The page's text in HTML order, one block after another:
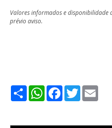
Valores informados e disponibilidade
prévio aviso.
ShareWhatsApp
Facebook
Twitter